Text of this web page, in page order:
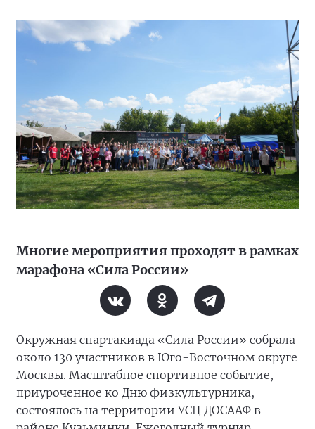
Многие мероприятия проходят в рамках
марафона «Сила России»
Окружная спартакиада «Сила России» собрала
около 130 участников в Юго-Восточном округе
Москвы. Масштабное спортивное событие,
приуроченное ко Дню физкультурника,
состоялось на территории УСЦ ДОСААФ в